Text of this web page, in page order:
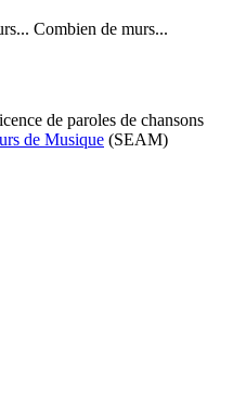
Combien de murs...
de paroles de chansons
de Musique (SEAM)